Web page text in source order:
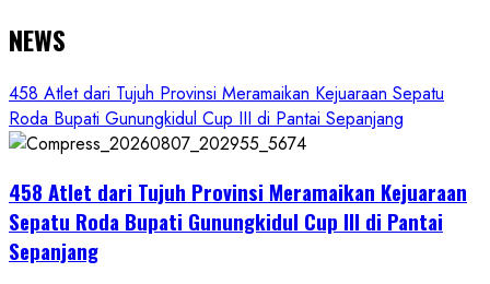
NEWS
458 Atlet dari Tujuh Provinsi Meramaikan Kejuaraan Sepatu
Roda Bupati Gunungkidul Cup III di Pantai Sepanjang
458 Atlet dari Tujuh Provinsi Meramaikan Kejuaraan
Sepatu Roda Bupati Gunungkidul Cup III di Pantai
Sepanjang